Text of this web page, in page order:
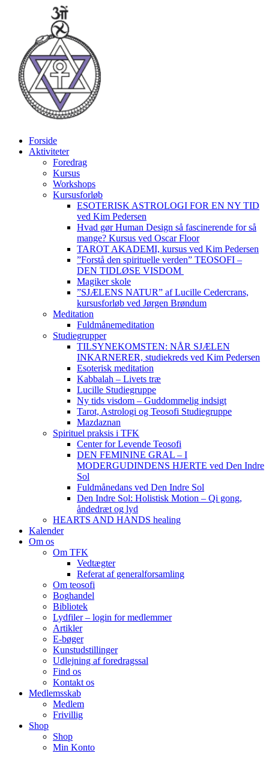
Forside
Aktiviteter
Foredrag
Kursus
Workshops
Kursusforløb
ESOTERISK ASTROLOGI FOR EN NY TID
ved Kim Pedersen
Hvad gør Human Design så fascinerende for så
mange? Kursus ved Oscar Floor
TAROT AKADEMI, kursus ved Kim Pedersen
”Forstå den spirituelle verden” TEOSOFI –
DEN TIDLØSE VISDOM
Magiker skole
”SJÆLENS NATUR” af Lucille Cedercrans,
kursusforløb ved Jørgen Brøndum
Meditation
Fuldmånemeditation
Studiegrupper
TILSYNEKOMSTEN: NÅR SJÆLEN
INKARNERER, studiekreds ved Kim Pedersen
Esoterisk meditation
Kabbalah – Livets træ
Lucille Studiegruppe
Ny tids visdom – Guddommelig indsigt
Tarot, Astrologi og Teosofi Studiegruppe
Mazdaznan
Spirituel praksis i TFK
Center for Levende Teosofi
DEN FEMININE GRAL – I
MODERGUDINDENS HJERTE ved Den Indre
Sol
Fuldmånedans ved Den Indre Sol
Den Indre Sol: Holistisk Motion – Qi gong,
åndedræt og lyd
HEARTS AND HANDS healing
Kalender
Om os
Om TFK
Vedtægter
Referat af generalforsamling
Om teosofi
Boghandel
Bibliotek
Lydfiler – login for medlemmer
Artikler
E-bøger
Kunstudstillinger
Udlejning af foredragssal
Find os
Kontakt os
Medlemsskab
Medlem
Frivillig
Shop
Shop
Min Konto